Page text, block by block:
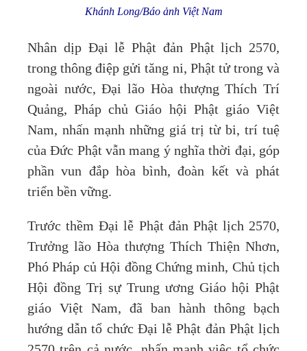
Khánh Long/Báo ảnh Việt Nam
Nhân dịp Đại lễ Phật đản Phật lịch 2570,
trong thông điệp gửi tăng ni, Phật tử trong và
ngoài nước, Đại lão Hòa thượng Thích Trí
Quảng, Pháp chủ Giáo hội Phật giáo Việt
Nam, nhấn mạnh những giá trị từ bi, trí tuệ
của Đức Phật vẫn mang ý nghĩa thời đại, góp
phần vun đắp hòa bình, đoàn kết và phát
triển bền vững.
Trước thềm Đại lễ Phật đản Phật lịch 2570,
Trưởng lão Hòa thượng Thích Thiện Nhơn,
Phó Pháp củ Hội đồng Chứng minh, Chủ tịch
Hội đồng Trị sự Trung ương Giáo hội Phật
giáo Việt Nam, đã ban hành thông bạch
hướng dẫn tổ chức Đại lễ Phật đản Phật lịch